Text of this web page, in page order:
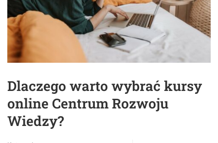
Dlaczego warto wybrać kursy
online Centrum Rozwoju
Wiedzy?